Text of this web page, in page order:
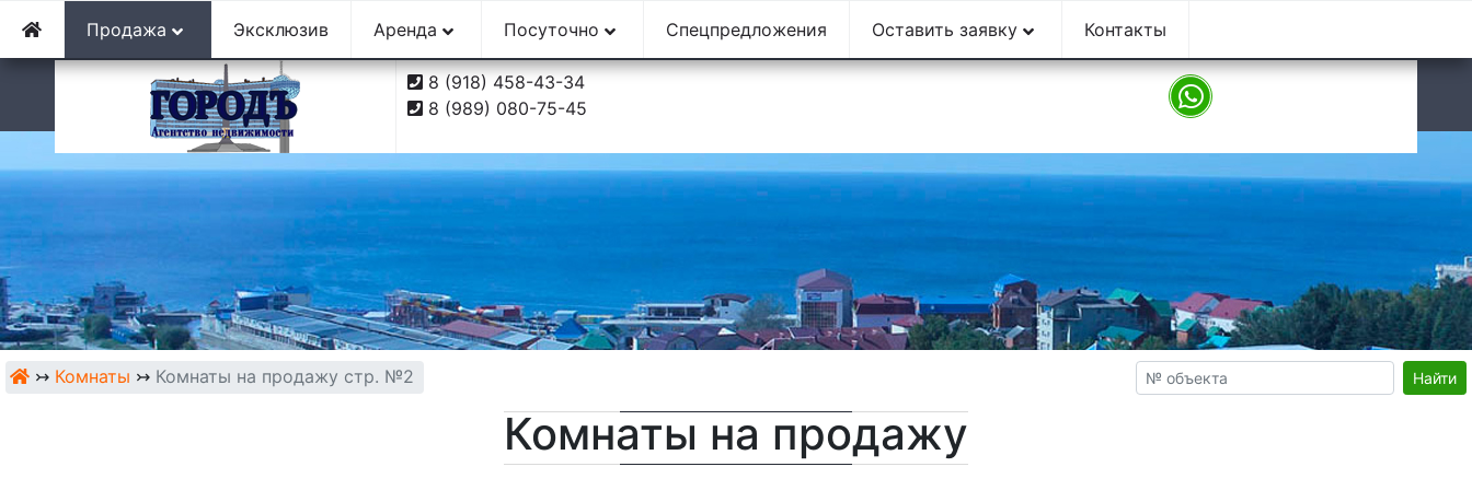
г. Туапсе, ул. Софьи Перовской, 10
8 (918) 458-43-34
8 (989) 080-75-45
Продажа Эксклюзив Аренда Посуточно Спецпредложения Оставить заявку Контакты
↣ Комнаты ↣ Комнаты на продажу стр. №2 Найти
Комнаты на продажу